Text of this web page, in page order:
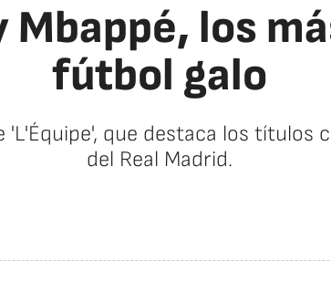
Mbappé, los
fútbol galo
'L'Équipe', que destaca los
del Real Madrid.